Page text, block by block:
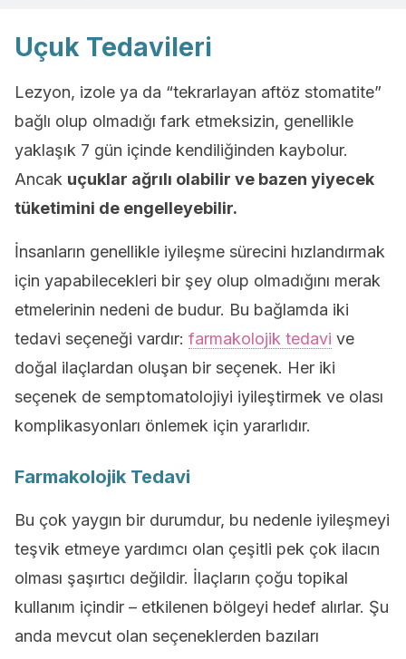
Uçuk Tedavileri
Lezyon, izole ya da “tekrarlayan aftöz stomatite”
bağlı olup olmadığı fark etmeksizin, genellikle
yaklaşık 7 gün içinde kendiliğinden kaybolur.
Ancak uçuklar ağrılı olabilir ve bazen yiyecek
tüketimini de engelleyebilir.
İnsanların genellikle iyileşme sürecini hızlandırmak
için yapabilecekleri bir şey olup olmadığını merak
etmelerinin nedeni de budur. Bu bağlamda iki
tedavi seçeneği vardır: farmakolojik tedavi ve
doğal ilaçlardan oluşan bir seçenek. Her iki
seçenek de semptomatolojiyi iyileştirmek ve olası
komplikasyonları önlemek için yararlıdır.
Farmakolojik Tedavi
Bu çok yaygın bir durumdur, bu nedenle iyileşmeyi
teşvik etmeye yardımcı olan çeşitli pek çok ilacın
olması şaşırtıcı değildir. İlaçların çoğu topikal
kullanım içindir – etkilenen bölgeyi hedef alırlar. Şu
anda mevcut olan seçeneklerden bazıları